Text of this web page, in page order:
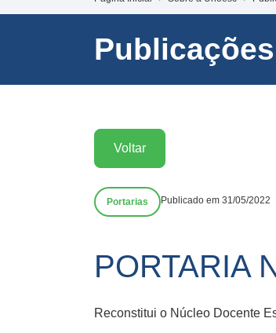
Voltar
Portarias Publicado em 31/05/2022
PORTARIA
Reconstitui o Núcleo Docente